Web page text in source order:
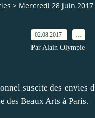
> Mercredi 28 juin 2017
02.08.2017
Par Alain Olympie
suscite des envies
des Beaux Arts à Paris.